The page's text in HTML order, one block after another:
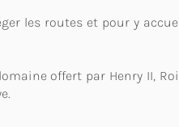
les routes et pour y
offert par Henry II,